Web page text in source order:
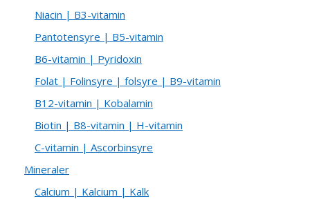
Niacin | B3-vitamin
Pantotensyre | B5-vitamin
B6-vitamin | Pyridoxin
Folat | Folinsyre | folsyre | B9-vitamin
B12-vitamin | Kobalamin
Biotin | B8-vitamin | H-vitamin
C-vitamin | Ascorbinsyre
Mineraler
Calcium | Kalcium | Kalk